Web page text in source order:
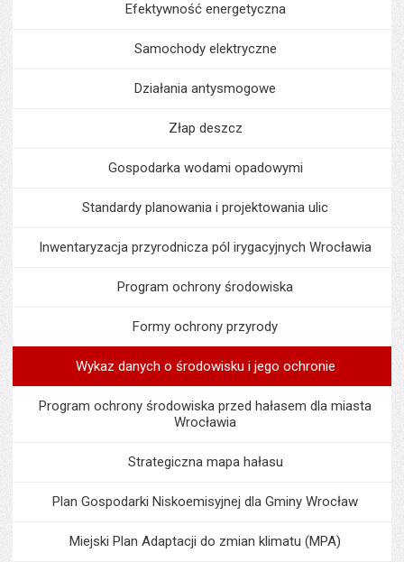
Efektywność energetyczna
Samochody elektryczne
Działania antysmogowe
Złap deszcz
Gospodarka wodami opadowymi
Standardy planowania i projektowania ulic
Inwentaryzacja przyrodnicza pól irygacyjnych Wrocławia
Program ochrony środowiska
Formy ochrony przyrody
Wykaz danych o środowisku i jego ochronie
Program ochrony środowiska przed hałasem dla miasta
Wrocławia
Strategiczna mapa hałasu
Plan Gospodarki Niskoemisyjnej dla Gminy Wrocław
Miejski Plan Adaptacji do zmian klimatu (MPA)